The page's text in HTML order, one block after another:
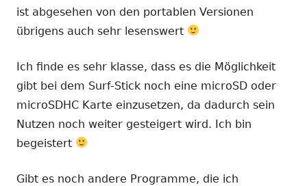
öffnen
ist abgesehen von den portablen Versionen
übrigens auch sehr lesenswert
Ich finde es sehr klasse, dass es die Möglichkeit
gibt bei dem Surf-Stick noch eine microSD oder
microSDHC Karte einzusetzen, da dadurch sein
Nutzen noch weiter gesteigert wird. Ich bin
begeistert
Gibt es noch andere Programme, die ich